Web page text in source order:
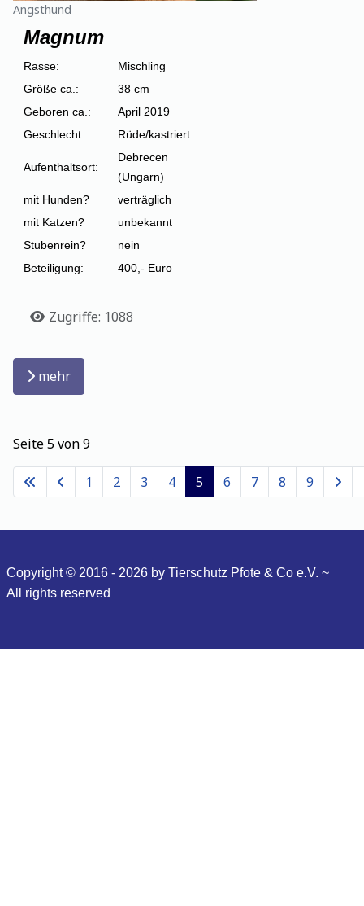
Angsthund
Magnum
Rasse:
Mischling
Größe ca.:
38 cm
Geboren ca.:
April 2019
Geschlecht:
Rüde/kastriert
Aufenthaltsort:
Debrecen
(Ungarn)
mit Hunden?
verträglich
mit Katzen?
unbekannt
Stubenrein?
nein
Beteiligung:
400,- Euro
Details
Zugriffe: 1088
mehr
Seite 5 von 9
1 2 3 4 5 6 7 8 9
Copyright © 2016 - 2026 by Tierschutz Pfote & Co e.V. ~
All rights reserved